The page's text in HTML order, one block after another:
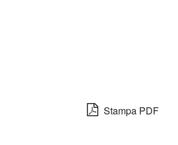
Stampa PDF